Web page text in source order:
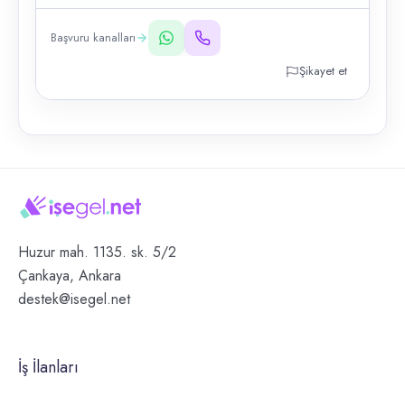
Başvuru kanalları
Şikayet et
Huzur mah. 1135. sk. 5/2
Çankaya, Ankara
destek@isegel.net
İş İlanları